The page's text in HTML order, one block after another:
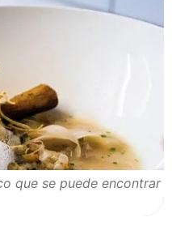
los anuncios publicitarios que
o gestionar sus preferencias
por
que se puede encontrar